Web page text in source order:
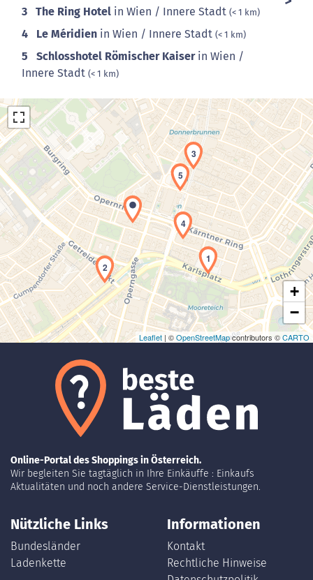
3 The Ring Hotel in Wien / Innere Stadt (< 1 km)
4 Le Méridien in Wien / Innere Stadt (< 1 km)
5 Schlosshotel Römischer Kaiserin Wien /
Innere Stadt (< 1 km)
Laden der Karte...
1
2
3
4
5
+
−
Leaflet | ©OpenStreetMapcontributors ©CARTO
Online-Portal des Shoppings in Österreich.
Wir begleiten Sie tagtäglich in Ihre Einkäuffe : Einkaufs
Aktualitäten und noch andere Service-Dienstleistungen.
Nützliche Links
Bundesländer
Ladenkette
Informationen
Kontakt
Rechtliche Hinweise